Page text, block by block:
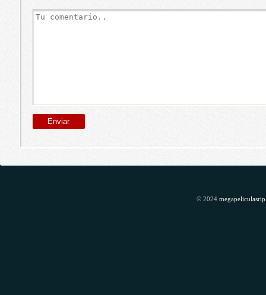
© 2024 megapeliculasrip